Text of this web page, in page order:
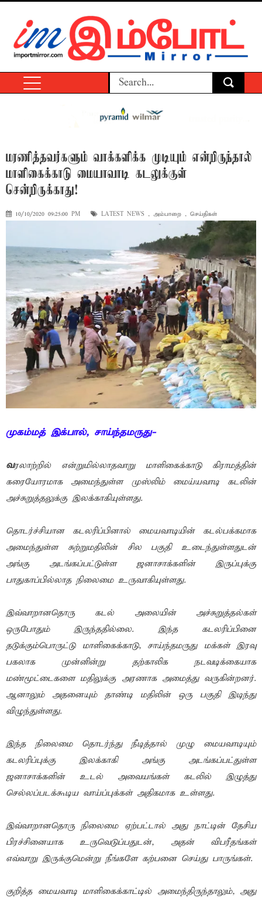
மரணித்தவர்களும் வாக்களிக்க முடியும் என்றிருந்தால்
மாளிகைக்காடு மையாவாடி கடலுக்குள்
சென்றிருக்காது!
10/10/2020 09:25:00 PM LATEST NEWS , அம்பாறை , செய்திகள்
முகம்மத் இக்பால், சாய்ந்தமருது-
வரலாற்றில் என்றுமில்லாதவாறு மாளிகைக்காடு கிராமத்தின்
கரையோரமாக அமைந்துள்ள முஸ்லிம் மைய்யவாடி கடலின்
அச்சுறுத்தலுக்கு இலக்காகியுள்ளது.
தொடர்ச்சியான கடலரிப்பினால் மையவாடியின் கடல்பக்கமாக
அமைந்துள்ள சுற்றுமதிலின் சில பகுதி உடைந்துள்ளதுடன்
அங்கு அடங்கப்பட்டுள்ள ஜனாசாக்களின் இருப்புக்கு
பாதுகாப்பில்லாத நிலைமை உருவாகியுள்ளது.
இவ்வாறானதொரு கடல் அலையின் அச்சுறுத்தல்கள்
ஒருபோதும் இருந்ததில்லை. இந்த கடலரிப்பினை
தடுக்கும்பொருட்டு மாளிகைக்காடு, சாய்ந்தமருது மக்கள் இரவு
பகலாக முன்னின்று தற்காலிக நடவடிக்கையாக
மண்மூட்டைகளை மதிலுக்கு அரணாக அமைத்து வருகின்றனர்.
ஆனாலும் அதனையும் தாண்டி மதிலின் ஒரு பகுதி இடிந்து
விழுந்துள்ளது.
இந்த நிலைமை தொடர்ந்து நீடித்தால் முழு மையவாடியும்
கடலரிப்புக்கு இலக்காகி அங்கு அடங்கப்பட்துள்ள
ஜனாசாக்களின் உடல் அவையங்கள் கடலில் இழுத்து
செல்லப்படக்கூடிய வாய்ப்புக்கள் அதிகமாக உள்ளது.
இவ்வாறானதொரு நிலைமை ஏற்பட்டால் அது நாட்டின் தேசிய
பிரச்சினையாக உருவெடுப்பதுடன், அதன் விபரீதங்கள்
எவ்வாறு இருக்குமென்று நீங்களே கற்பனை செய்து பாருங்கள்.
குறித்த மையவாடி மாளிகைக்காட்டில் அமைந்திருந்தாலும், அது